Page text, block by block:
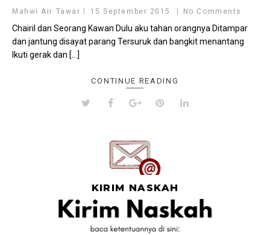
Mahwi Air Tawar 15 September 2015 No Comments
Chairil dan Seorang Kawan Dulu aku tahan orangnya Ditampar
dan jantung disayat parang Tersuruk dan bangkit menantang
Ikuti gerak dan […]
CONTINUE READING
KIRIM NASKAH